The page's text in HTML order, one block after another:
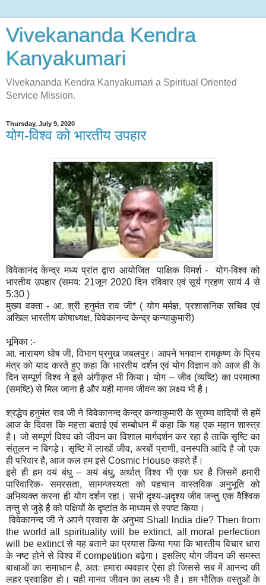
Vivekananda Kendra
Kanyakumari
Vivekananda Kendra Kanyakumari a Spiritual Oriented
Service Mission.
Thursday, July 9, 2020
योग-विश्व को भारतीय उपहार
विवेकानंद केन्द्र मध्य प्रांत द्वारा आयोजित पाक्षिक विमर्श - योग-विश्व को
भारतीय उपहार (समय: 21जून 2020 दिन रविवार एवं सूर्य ग्रहण सायं 4 से
5:30 )
मुख्य वक्ता - आ. श्री हनुमंत राव जी* ( योग मर्मज्ञ, प्रशासनिक सचिव एवं
अखिल भारतीय कोषाध्यक्ष, विवेकानन्द केन्द्र कन्याकुमारी)
भूमिका :-
आ. नारायण घोष जी, विभाग प्रमुख जबलपुर। आपने भगवान रामकृष्ण के प्रिय
मंत्र को याद करते हुए कहा कि भारतीय दर्शन एवं योग विज्ञान को आज ही के
दिन सम्पूर्ण विश्व ने इसे अंगीकृत भी किया। योग – जीव (व्यष्टि) का परमात्मा
(समष्टि) से मिल जाना है और यही मानव जीवन का लक्ष्य भी है।
श्रद्धेय हनुमंत राव जी ने विवेकानन्द केन्द्र कन्याकुमारी के सुरम्य वादियों से हमें
आज के दिवस कि महत्ता बताई एवं सम्बोधन में कहा कि यह एक महान शास्त्र
है। जो सम्पूर्ण विश्व को जीवन का विशाल मार्गदर्शन कर रहा है ताकि सृष्टि का
संतुलन न बिगड़े। सृष्टि में लाखों जीव, अरबों प्राणी, वनस्पति आदि है जो एक
ही परिवार है, आज कल हम इसे Cosmic House कहते हैं।
इसे ही हम वयं बंधु – अयं बंधु, अर्थात् विश्व भी एक घर है जिसमें हमारी
पारिवारिक- समरसता, सामन्जस्यता को पहचान वास्तविक अनुभूति को
अभिव्यक्त करना ही योग दर्शन रहा। सभी दृश्य-अदृश्य जीव जन्तु एक वैश्विक
तन्तु से जुड़े है को पक्षियों के दृष्टांत के माध्यम से स्पष्ट किया।
विवेकानन्द जी ने अपने प्रवास के अनुभव Shall lndia die? Then from
the world all spirituality will be extinct, all moral perfection
will be extinct से यह बताने का प्रयास किया गया कि भारतीय विचार धारा
के नष्ट होने से विश्व में competition बढ़ेगा। इसलिए योग जीवन की समस्त
बाधाओं का समाधान है, अतः हमारा व्यवहार ऐसा हो जिससे सब में आनन्द की
लहर प्रवाहित हो। यही मानव जीवन का लक्ष्य भी है। हम भौतिक वस्तुओं के